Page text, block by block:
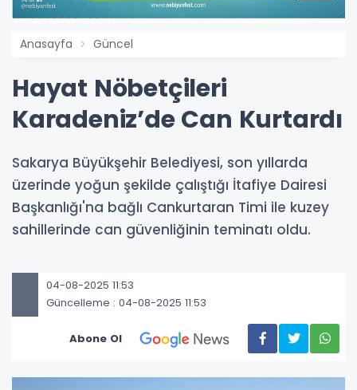
Anasayfa Güncel
Hayat Nöbetçileri
Karadeniz’de Can Kurtardı
Sakarya Büyükşehir Belediyesi, son yıllarda
üzerinde yoğun şekilde çalıştığı İtafiye Dairesi
Başkanlığı'na bağlı Cankurtaran Timi ile kuzey
sahillerinde can güvenliğinin teminatı oldu.
04-08-2025 11:53
Güncelleme : 04-08-2025 11:53
Abone Ol